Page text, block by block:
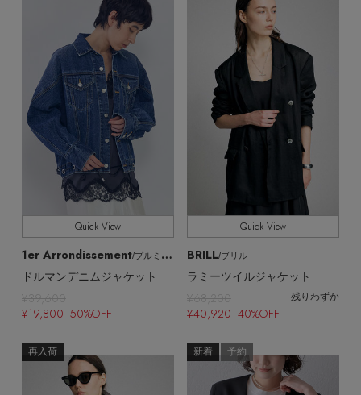
Quick View
1er Arrondissement/プルミエ アロンディスモン
ドルマンデニムジャケット
¥39,600
¥19,800 50%OFF
Quick View
BRILL/ブリル
ラミーツイルジャケット
¥68,200 残りわずか
¥40,920 40%OFF
再入荷 新着 予約